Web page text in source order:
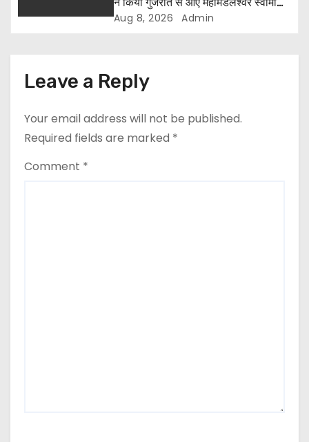
कुर्षी पुरी और भक्तों का स्वागत
Aug 8, 2026 Admin
Leave a Reply
Your email address will not be published.
Required fields are marked *
Comment *